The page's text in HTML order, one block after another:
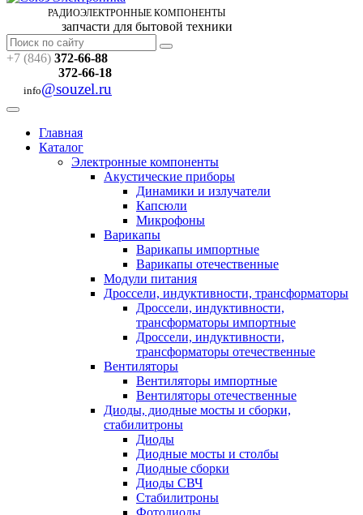
РАДИОЭЛЕКТРОННЫЕ КОМПОНЕНТЫ
запчасти для бытовой техники
+7 (846) 372-66-88
372-66-18
info@souzel.ru
Главная
Каталог
Электронные компоненты
Акустические приборы
Динамики и излучатели
Капсюли
Микрофоны
Варикапы
Варикапы импортные
Варикапы отечественные
Модули питания
Дроссели, индуктивности, трансформаторы
Дроссели, индуктивности,
трансформаторы импортные
Дроссели, индуктивности,
трансформаторы отечественные
Вентиляторы
Вентиляторы импортные
Вентиляторы отечественные
Диоды, диодные мосты и сборки,
стабилитроны
Диоды
Диодные мосты и столбы
Диодные сборки
Диоды СВЧ
Стабилитроны
Фотодиоды